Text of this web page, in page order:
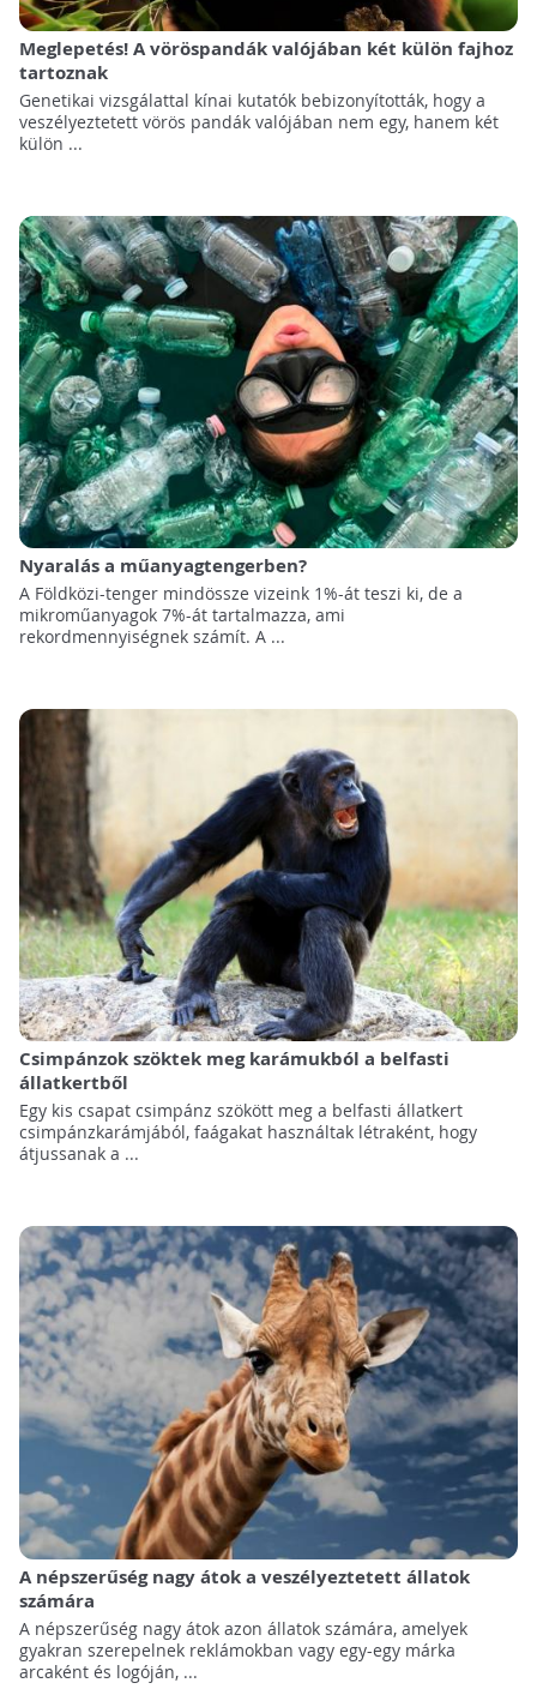
Meglepetés! A vöröspandák valójában két külön fajhoz
tartoznak
Genetikai vizsgálattal kínai kutatók bebizonyították, hogy a
veszélyeztetett vörös pandák valójában nem egy, hanem két
külön ...
Nyaralás a műanyagtengerben?
A Földközi-tenger mindössze vizeink 1%-át teszi ki, de a
mikroműanyagok 7%-át tartalmazza, ami
rekordmennyiségnek számít. A ...
Csimpánzok szöktek meg karámukból a belfasti
állatkertből
Egy kis csapat csimpánz szökött meg a belfasti állatkert
csimpánzkarámjából, faágakat használtak létraként, hogy
átjussanak a ...
A népszerűség nagy átok a veszélyeztetett állatok
számára
A népszerűség nagy átok azon állatok számára, amelyek
gyakran szerepelnek reklámokban vagy egy-egy márka
arcaként és logóján, ...